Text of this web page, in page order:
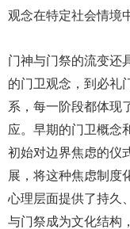
观念在特定社会情境
门神与门祭的流变还
的门卫观念，到必礼
系，每一阶段都体现
应。早期的门卫概念
初始对边界焦虑的仪
展，将这种焦虑制度
心理层面提供了持久
与门祭成为文化结构